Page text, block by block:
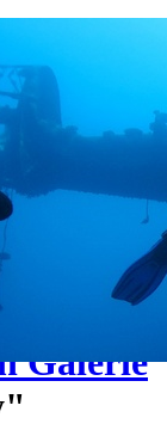
ist auf
Galerie